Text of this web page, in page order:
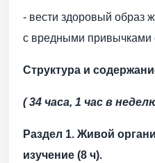
- вести здоровый образ
с вредными привычками
Структура и
( 34 часа, 1 час в
Раздел 1. Живой
изучение (8 ч).